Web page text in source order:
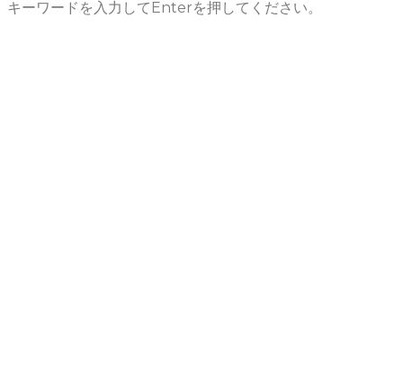
キーワードを入力してEnterを押してください。